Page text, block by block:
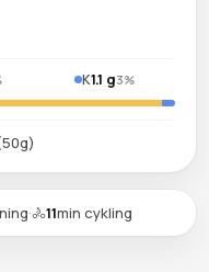
K1.1 g3%
·🚴11min cykling